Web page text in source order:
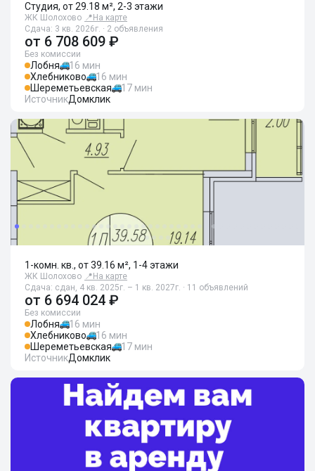
Студия, от 29.18 м², 2-3 этажи
ЖК Шолохово 📍 На карте
Сдача: 3 кв. 2026г. · 2 объявления
от 6 708 609 ₽
Без комиссии
Лобня
16 мин
Хлебниково
16 мин
Шереметьевская
17 мин
ИсточникДомклик
1-комн. кв., от 39.16 м², 1-4 этажи
ЖК Шолохово 📍 На карте
Сдача: сдан, 4 кв. 2025г. – 1 кв. 2027г. · 11 объявлений
от 6 694 024 ₽
Без комиссии
Лобня
16 мин
Хлебниково
16 мин
Шереметьевская
17 мин
ИсточникДомклик